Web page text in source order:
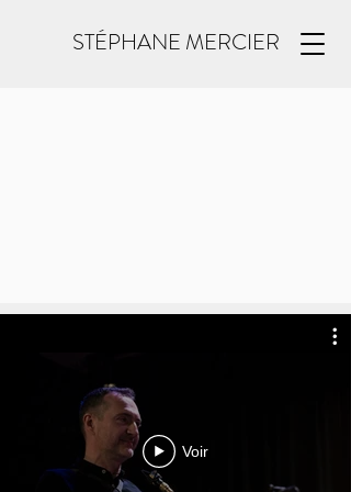
STÉPHANE MERCIER
Voir